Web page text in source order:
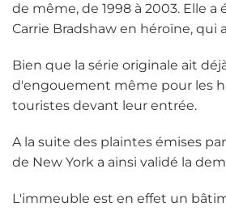
de même, de 1998 à 2003. Elle
Carrie Bradshaw en héroïne, qui
Bien que la série originale ait
d'engouement même pour les
touristes devant leur entrée.
A la suite des plaintes émises
de New York a ainsi validé la
L'immeuble est en effet un